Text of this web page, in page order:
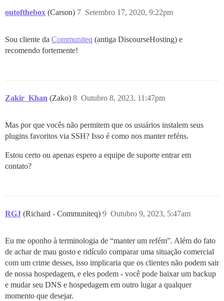
outofthebox (Carson) Setembro 17, 2020, 9:22pm
7
Sou cliente da Communiteq (antiga DiscourseHosting) e
recomendo fortemente!
Zakir_Khan (Zako) Outubro 8, 2023, 11:47pm
8
Mas por que vocês não permitem que os usuários instalem seus
plugins favoritos via SSH? Isso é como nos manter reféns.
Estou certo ou apenas espero a equipe de suporte entrar em
contato?
RGJ (Richard - Communiteq) Outubro 9, 2023, 5:47am
9
Eu me oponho à terminologia de “manter um refém”. Além do fato
de achar de mau gosto e ridículo comparar uma situação comercial
com um crime desses, isso implicaria que os clientes não podem sair
de nossa hospedagem, e eles podem - você pode baixar um backup
e mudar seu DNS e hospedagem em outro lugar a qualquer
momento que desejar.